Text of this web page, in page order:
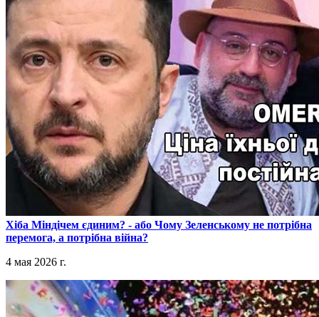
​Хіба Міндічем єдиним? - або Чому Зеленському не потрібна
перемога, а потрібна війна?
4 мая 2026 г.